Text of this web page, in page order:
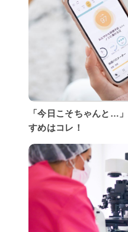
「今日こそちゃんと…
すめはコレ！